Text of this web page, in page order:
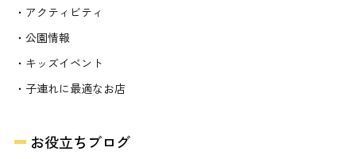
・アクティビティ
・公園情報
・キッズイベント
・子連れに最適なお店
お役立ちブログ